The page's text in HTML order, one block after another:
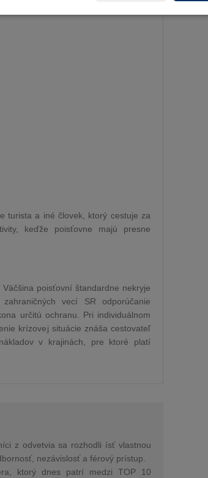
turista a iné človek, ktorý cestuje za
keďže poisťovne majú presne
poisťovní štandardne nekryje
vecí SR odporúčanie
určitú ochranu. Pri individuálnom
krízovej situácie znáša cestovateľ
v krajinách, pre ktoré platí
z odvetvia sa rozhodli ísť vlastnou
nezávislosť a férový prístup.
ktorý dnes patrí medzi TOP 10